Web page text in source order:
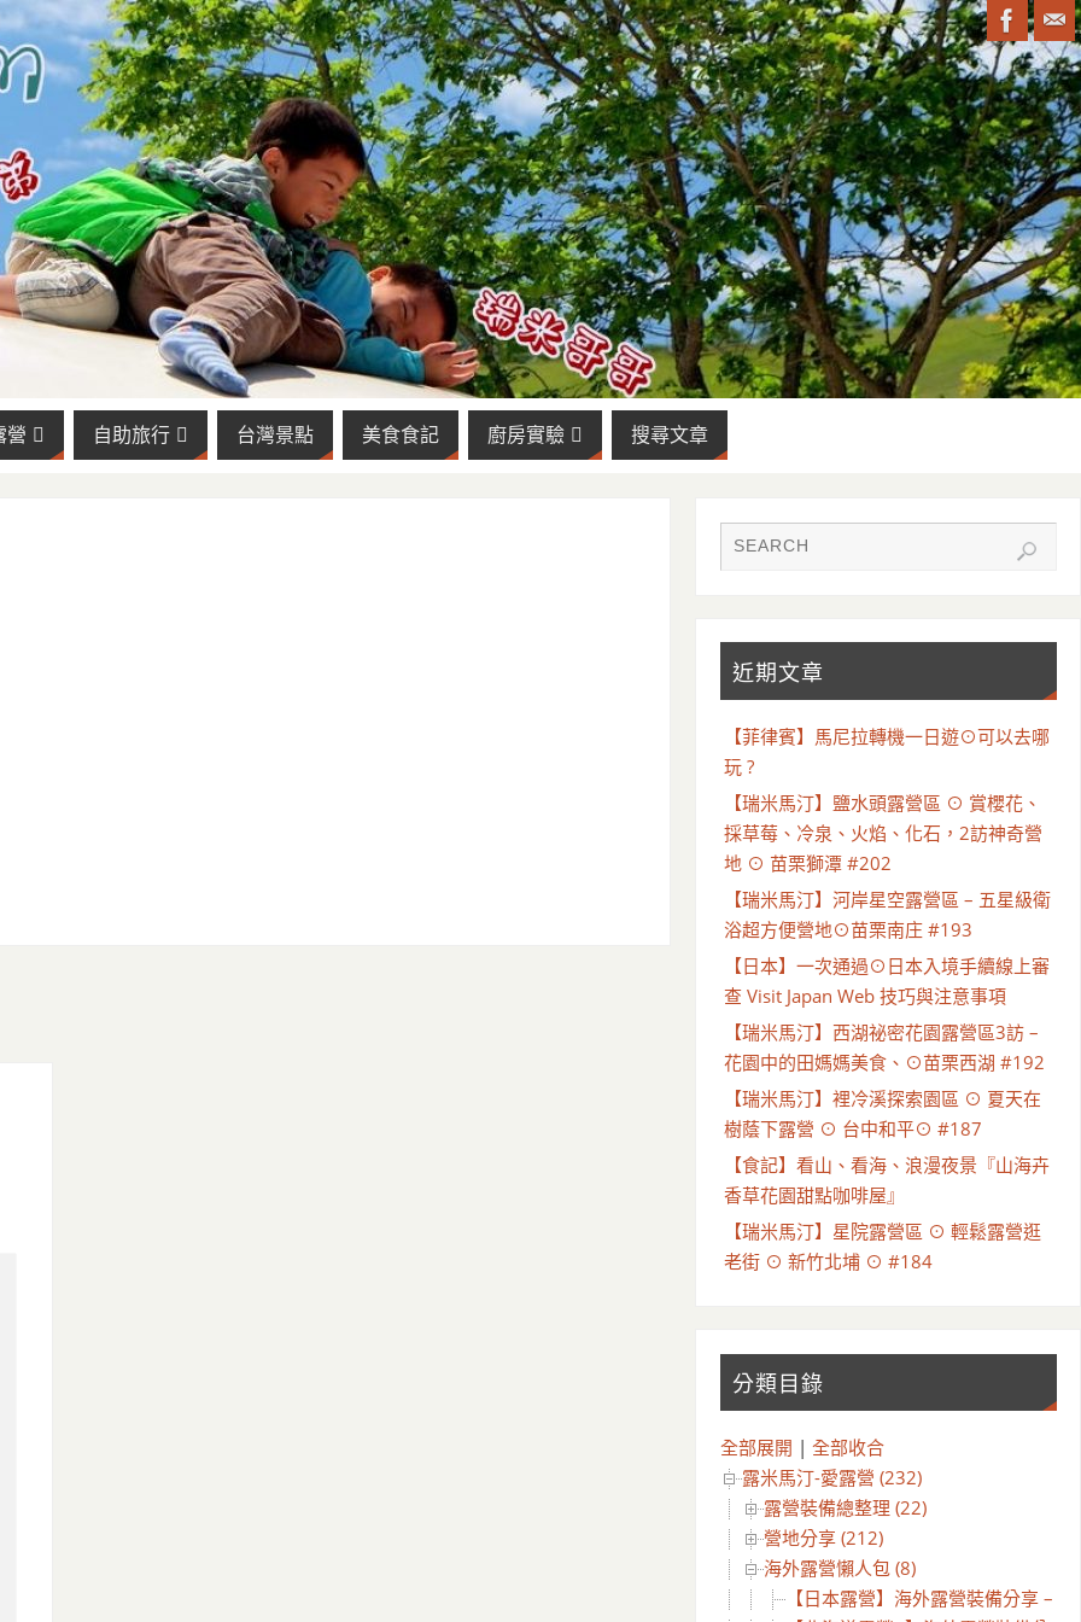
營 自助旅行 台灣景點 美食食記 廚房實驗 搜尋文章
近期文章
【菲律賓】馬尼拉轉機一日遊⊙可以去哪
玩 ?
【瑞米馬汀】鹽水頭露營區 ⊙ 賞櫻花、
採草莓、冷泉、火焰、化石，2訪神奇營
地 ⊙ 苗栗獅潭 #202
【瑞米馬汀】河岸星空露營區 – 五星級衛
浴超方便營地⊙苗栗南庄 #193
【日本】一次通過⊙日本入境手續線上審
查 Visit Japan Web 技巧與注意事項
【瑞米馬汀】西湖祕密花園露營區3訪 –
花園中的田媽媽美食、⊙苗栗西湖 #192
【瑞米馬汀】裡冷溪探索園區 ⊙ 夏天在
樹蔭下露營 ⊙ 台中和平⊙ #187
【食記】看山、看海、浪漫夜景『山海卉
香草花園甜點咖啡屋』
【瑞米馬汀】星院露營區 ⊙ 輕鬆露營逛
老街 ⊙ 新竹北埔 ⊙ #184
分類目錄
全部展開 | 全部收合
露米馬汀-愛露營 (232)
露營裝備總整理 (22)
營地分享 (212)
海外露營懶人包 (8)
【日本露營】海外露營裝備分享 – (